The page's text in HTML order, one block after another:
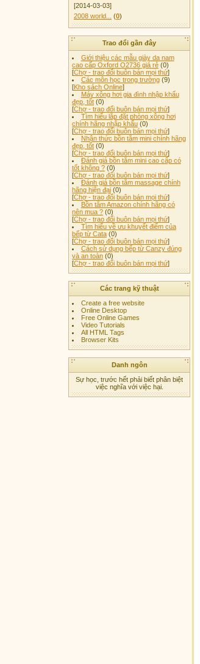
[2014-03-03]
2008 world...
(0)
Trao đổi gần đây
Giới thiệu các mẫu giày da nam
cao cấp Oxford O2736 giá rẻ (0)
[Chợ - trao đổi buôn bán mọi thứ]
Các môn học trong trường (9)
[Kho sách Online]
Máy xông hơi gia đình nhập khẩu
đẹp, tốt (0)
[Chợ - trao đổi buôn bán mọi thứ]
Tìm hiểu lắp đặt phòng xông hơi
chính hãng nhập khẩu (0)
[Chợ - trao đổi buôn bán mọi thứ]
Nhận thức bồn tắm mini chính hãng
đẹp, tốt (0)
[Chợ - trao đổi buôn bán mọi thứ]
Đánh giá bồn tắm mini cao cấp có
tốt không ? (0)
[Chợ - trao đổi buôn bán mọi thứ]
Đánh giá bồn tắm massage chính
hãng hiện đại (0)
[Chợ - trao đổi buôn bán mọi thứ]
Bồn tắm Amazon chính hãng có
nên mua ? (0)
[Chợ - trao đổi buôn bán mọi thứ]
Tìm hiểu về ưu khuyết điểm của
bếp từ Cata (0)
[Chợ - trao đổi buôn bán mọi thứ]
Cách sử dụng bếp từ Canzy đúng
và an toàn (0)
[Chợ - trao đổi buôn bán mọi thứ]
Các trang kỹ thuật
Create a free website
Online Desktop
Free Online Games
Video Tutorials
All HTML Tags
Browser Kits
Danh ngôn
Sự học, trước hết phải biết phân biệt
việc nghĩa với việc hại.